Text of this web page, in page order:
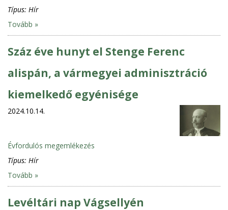
Típus: Hír
Tovább »
Száz éve hunyt el Stenge Ferenc
alispán, a vármegyei adminisztráció
kiemelkedő egyénisége
2024.10.14.
Évfordulós megemlékezés
Típus: Hír
Tovább »
Levéltári nap Vágsellyén